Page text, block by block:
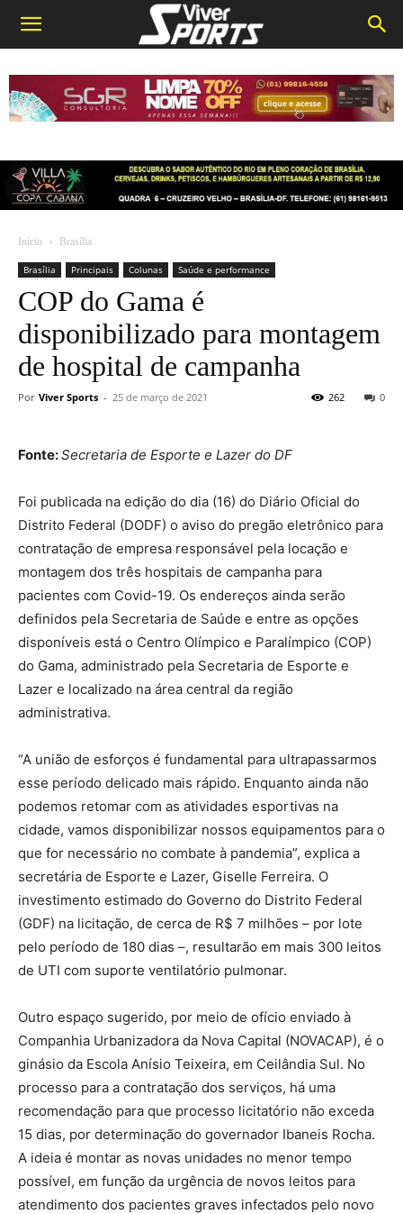
Início Brasília
Brasília Principais Colunas Saúde e performance
COP do Gama é
disponibilizado para montagem
de hospital de campanha
Por Viver Sports - 25 de março de 2021 0
262
Fonte:Secretaria de Esporte e Lazer do DF
Foi publicada na edição do dia (16) do Diário Oficial do
Distrito Federal (DODF) o aviso do pregão eletrônico para
contratação de empresa responsável pela locação e
montagem dos três hospitais de campanha para
pacientes com Covid-19. Os endereços ainda serão
definidos pela Secretaria de Saúde e entre as opções
disponíveis está o Centro Olímpico e Paralímpico (COP)
do Gama, administrado pela Secretaria de Esporte e
Lazer e localizado na área central da região
administrativa.
“A união de esforços é fundamental para ultrapassarmos
esse período delicado mais rápido. Enquanto ainda não
podemos retomar com as atividades esportivas na
cidade, vamos disponibilizar nossos equipamentos para o
que for necessário no combate à pandemia”, explica a
secretária de Esporte e Lazer, Giselle Ferreira. O
investimento estimado do Governo do Distrito Federal
(GDF) na licitação, de cerca de R$ 7 milhões – por lote
pelo período de 180 dias –, resultarão em mais 300 leitos
de UTI com suporte ventilatório pulmonar.
Outro espaço sugerido, por meio de ofício enviado à
Companhia Urbanizadora da Nova Capital (NOVACAP), é o
ginásio da Escola Anísio Teixeira, em Ceilândia Sul. No
processo para a contratação dos serviços, há uma
recomendação para que processo licitatório não exceda
15 dias, por determinação do governador Ibaneis Rocha.
A ideia é montar as novas unidades no menor tempo
possível, em função da urgência de novos leitos para
atendimento dos pacientes graves infectados pelo novo